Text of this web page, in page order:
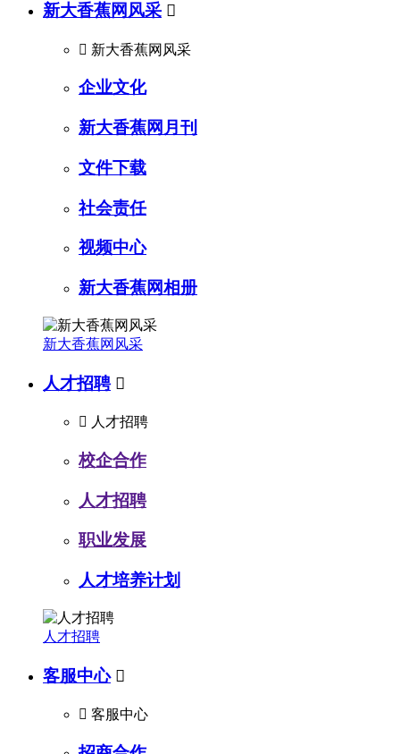
新大香蕉网风采 
 新大香蕉网风采
企业文化
新大香蕉网月刊
文件下载
社会责任
视频中心
新大香蕉网相册
新大香蕉网风采
人才招聘 
 人才招聘
校企合作
人才招聘
职业发展
人才培养计划
人才招聘
客服中心 
 客服中心